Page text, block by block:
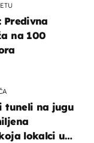
Predivna
na 100
tuneli na jugu
lokalci u